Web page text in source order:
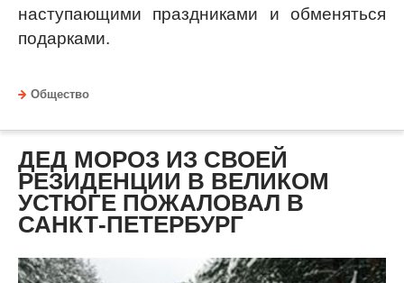
наступающими праздниками и обменяться
подарками.
Общество
ДЕД МОРОЗ ИЗ СВОЕЙ
РЕЗИДЕНЦИИ В ВЕЛИКОМ
УСТЮГЕ ПОЖАЛОВАЛ В
САНКТ-ПЕТЕРБУРГ